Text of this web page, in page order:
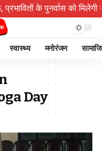
के पुनर्वास को मिलेगी नई
स्वास्थ्य मनोरंजन
Day